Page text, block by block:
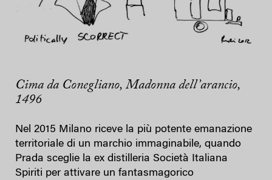
Cima da Conegliano, Madonna dell’arancio,
1496
Nel 2015 Milano riceve la più potente emanazione
territoriale di un marchio immaginabile, quando
Prada sceglie la ex distilleria Società Italiana
Spiriti per attivare un fantasmagorico